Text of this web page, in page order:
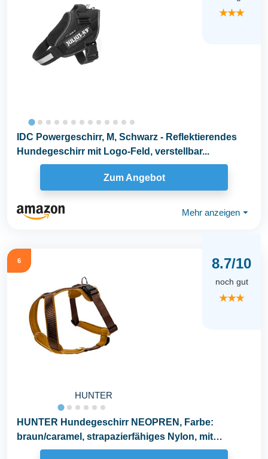
★★★
IDC Powergeschirr, M, Schwarz - Reflektierendes
Hundegeschirr mit Logo-Feld, verstellbar...
Zum Angebot
Mehr anzeigen ⏷
6
HUNTER
8.7/10
noch gut
★★★
HUNTER Hundegeschirr NEOPREN, Farbe:
braun/caramel, strapazierfähiges Nylon, mit
weichem Neopren...